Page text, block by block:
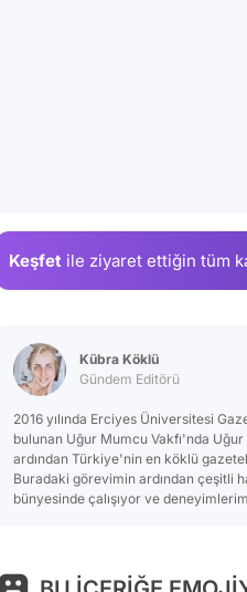
Keşfet ile ziyaret ettiğin tüm
Kübra Köklü
Gündem Editörü
2016 yılında Erciyes Üniversitesi
bulunan Uğur Mumcu Vakfı'nda
ardından Türkiye'nin en köklü
Buradaki görevimin ardından çeşitli
bünyesinde çalışıyor ve